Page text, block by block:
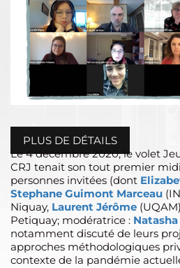
PLUS DE DÉTAILS
Le 4 décembre 2020, le volet
CRJ tenait son tout premier
personnes invitées (dont
Stephane Guimont Marceau
Niquay, Laurent Jérôme
Petiquay; modératrice :
notamment discuté de leurs
approches méthodologiques
contexte de la pandémie